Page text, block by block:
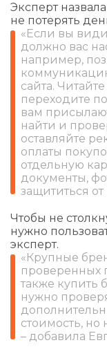
Эксперт
не потерять
«Если вы
должно вас
например,
сайта.
переходите
вам
найти и
оставляйте
оплаты
отдельную
документы,
защититься
Чтобы не
нужно
эксперт.
«Крупные
проверенных
также купить
нужно
стоимость, но
– добавила